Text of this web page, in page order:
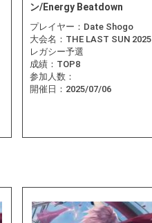
ン/Energy Beatdown
プレイヤー： Date Shogo
大会名： THE LAST SUN 2025
レガシー予選
成績： TOP8
参加人数：
開催日： 2025/07/06